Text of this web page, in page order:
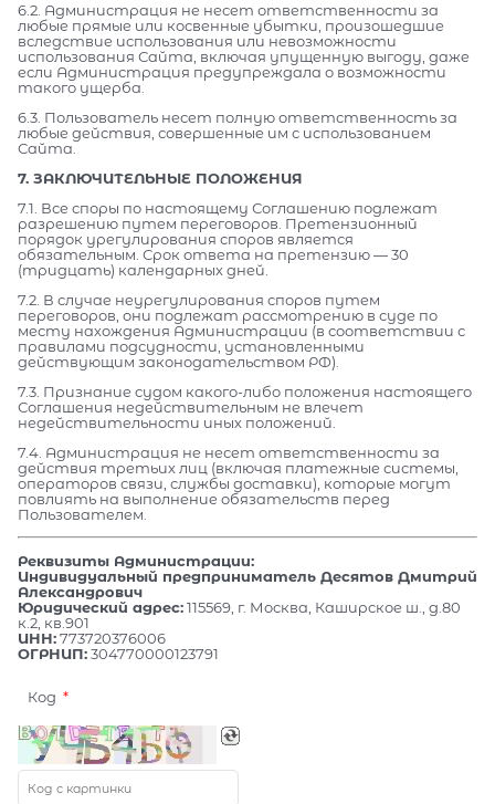
6.2. Администрация не несет ответственности за
любые прямые или косвенные убытки, произошедшие
вследствие использования или невозможности
использования Сайта, включая упущенную выгоду, даже
если Администрация предупреждала о возможности
такого ущерба.
6.3. Пользователь несет полную ответственность за
любые действия, совершенные им с использованием
Сайта.
7. ЗАКЛЮЧИТЕЛЬНЫЕ ПОЛОЖЕНИЯ
7.1. Все споры по настоящему Соглашению подлежат
разрешению путем переговоров. Претензионный
порядок урегулирования споров является
обязательным. Срок ответа на претензию — 30
(тридцать) календарных дней.
7.2. В случае неурегулирования споров путем
переговоров, они подлежат рассмотрению в суде по
месту нахождения Администрации (в соответствии с
правилами подсудности, установленными
действующим законодательством РФ).
7.3. Признание судом какого-либо положения настоящего
Соглашения недействительным не влечет
недействительности иных положений.
7.4. Администрация не несет ответственности за
действия третьих лиц (включая платежные системы,
операторов связи, службы доставки), которые могут
повлиять на выполнение обязательств перед
Пользователем.
Реквизиты Администрации:
Индивидуальный предприниматель Десятов Дмитрий
Александрович
Юридический адрес:115569, г. Москва, Каширское ш., д.80
к.2, кв.901
ИНН:773720376006
ОГРНИП:304770000123791
Код